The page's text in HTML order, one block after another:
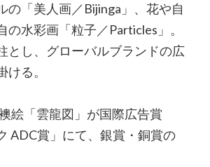
の「美人画／Bijinga」、花や自
の水彩画「粒子／Particles」。
とし、グローバルブランドの広
る。
絵「雲龍図」が国際広告賞
ADC賞」にて、銀賞・銅賞の